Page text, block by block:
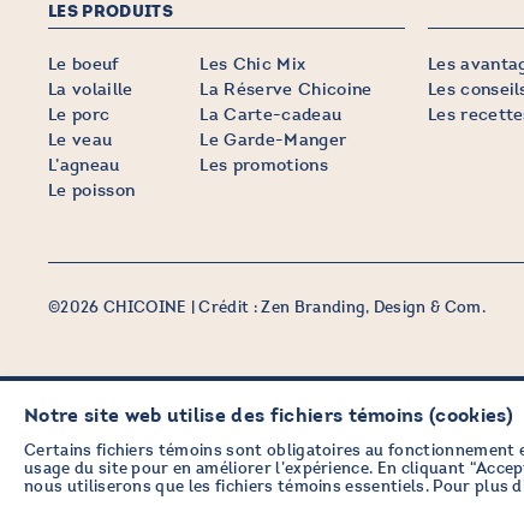
LES PRODUITS
Le boeuf
La volaille
Le porc
Le veau
L’agneau
Le poisson
Les Chic Mix
La Réserve Chicoine
La Carte-cadeau
Le Garde-Manger
Les promotions
Les
Les
Les
©2026 CHICOINE | Crédit :Zen Branding, Design & Com.
PRENEZ DES NOUVELLES EN
VOUS ABONNANT À
Notre site web utilise des fichiers témoins (cookies)
Certains fichiers témoins sont obligatoires au fonctionnement
usage du site pour en améliorer l’expérience. En cliquant
nous utiliserons que les fichiers témoins essentiels. Pour plus